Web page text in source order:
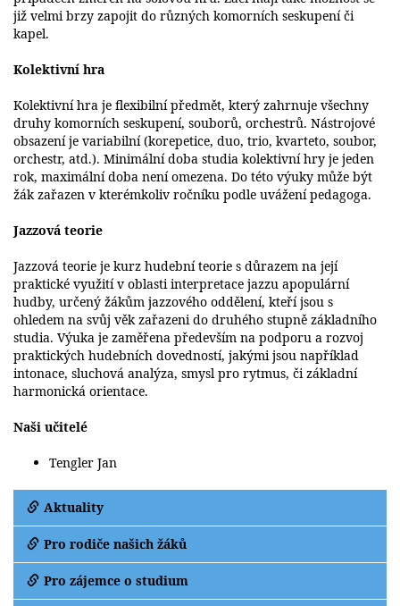
Aktuality
Pro rodiče našich žáků
Pro zájemce o studium
již velmi brzy zapojit do různých komorních seskupení či
kapel.
Kolektivní hra
Kolektivní hra je flexibilní předmět, který zahrnuje všechny
druhy komorních seskupení, souborů, orchestrů. Nástrojové
obsazení je variabilní (korepetice, duo, trio, kvarteto, soubor,
orchestr, atd.). Minimální doba studia kolektivní hry je jeden
rok, maximální doba není omezena. Do této výuky může být
žák zařazen v kterémkoliv ročníku podle uvážení pedagoga.
Jazzová teorie
Jazzová teorie je kurz hudební teorie s důrazem na její
praktické využití v oblasti interpretace jazzu apopulární
hudby, určený žákům jazzového oddělení, kteří jsou s
ohledem na svůj věk zařazeni do druhého stupně základního
studia. Výuka je zaměřena především na podporu a rozvoj
praktických hudebních dovedností, jakými jsou například
intonace, sluchová analýza, smysl pro rytmus, či základní
harmonická orientace.
Naši učitelé
Tengler Jan